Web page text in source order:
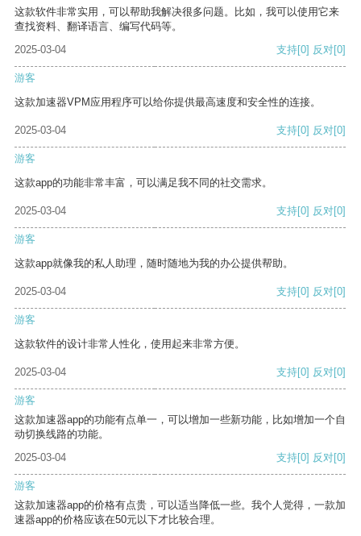
这款软件非常实用，可以帮助我解决很多问题。比如，我可以使用它来
查找资料、翻译语言、编写代码等。
2025-03-04
支持[0] 反对[0]
游客
这款加速器VPM应用程序可以给你提供最高速度和安全性的连接。
2025-03-04 支持[0] 反对[0]
游客
这款app的功能非常丰富，可以满足我不同的社交需求。
2025-03-04 支持[0] 反对[0]
游客
这款app就像我的私人助理，随时随地为我的办公提供帮助。
2025-03-04 支持[0] 反对[0]
游客
这款软件的设计非常人性化，使用起来非常方便。
2025-03-04 支持[0] 反对[0]
游客
这款加速器app的功能有点单一，可以增加一些新功能，比如增加一个自
动切换线路的功能。
2025-03-04
支持[0] 反对[0]
游客
这款加速器app的价格有点贵，可以适当降低一些。我个人觉得，一款加
速器app的价格应该在50元以下才比较合理。